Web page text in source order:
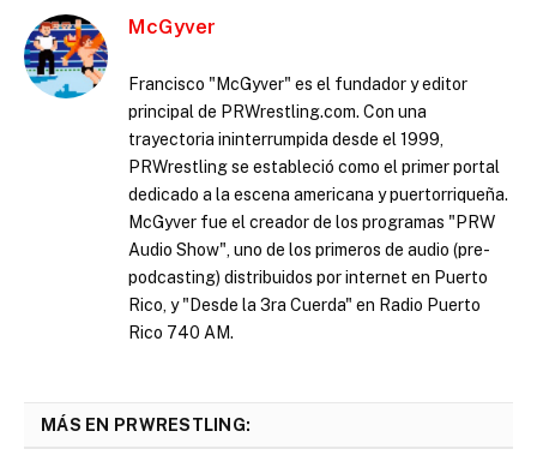
McGyver
Francisco "McGyver" es el fundador y editor
principal de PRWrestling.com. Con una
trayectoria ininterrumpida desde el 1999,
PRWrestling se estableció como el primer portal
dedicado a la escena americana y puertorriqueña.
McGyver fue el creador de los programas "PRW
Audio Show", uno de los primeros de audio (pre-
podcasting) distribuidos por internet en Puerto
Rico, y "Desde la 3ra Cuerda" en Radio Puerto
Rico 740 AM.
MÁS EN PRWRESTLING: